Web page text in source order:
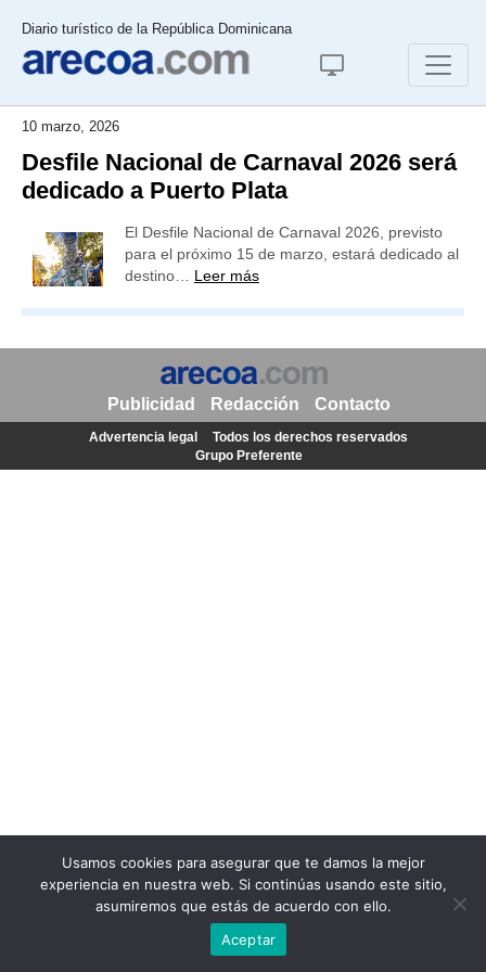
Diario turístico de la República Dominicana
10 marzo, 2026
Desfile Nacional de Carnaval 2026 será
dedicado a Puerto Plata
El Desfile Nacional de Carnaval 2026, previsto
para el próximo 15 de marzo, estará dedicado al
destino… Leer más
Usamos cookies para asegurar que te damos la mejor
experiencia en nuestra web. Si continúas usando este sitio,
asumiremos que estás de acuerdo con ello.
Aceptar
Publicidad Redacción Contacto
Advertencia legal
Todos los derechos reservados
Grupo Preferente